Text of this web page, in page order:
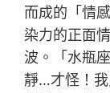
而成的「情
染力的正面
波。「水瓶
靜…才怪！